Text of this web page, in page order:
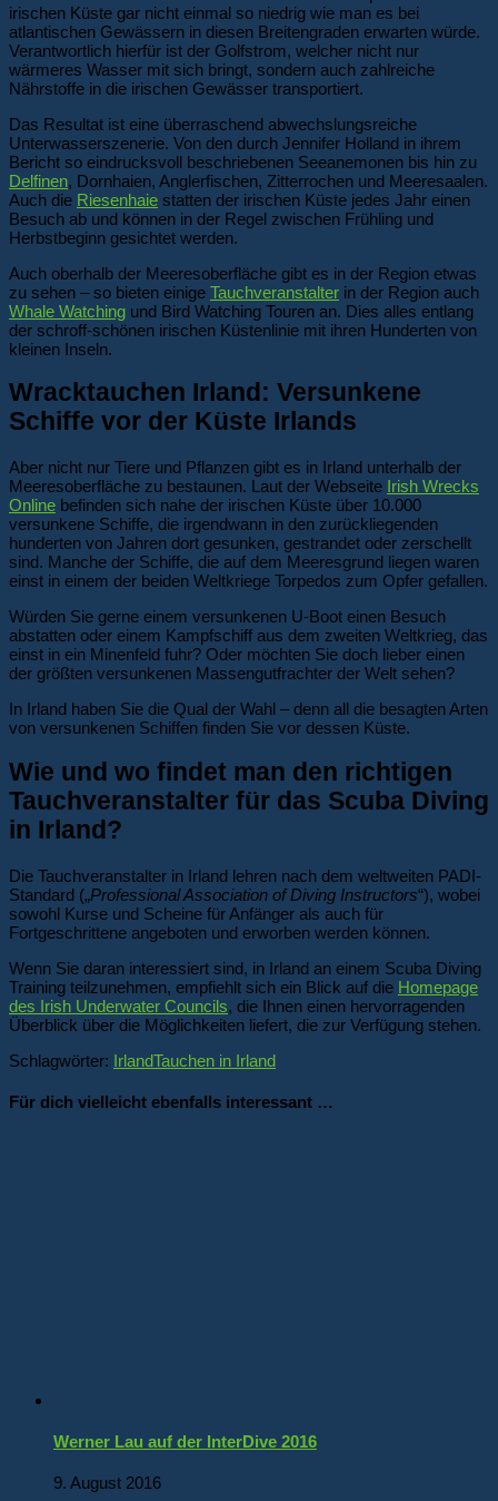
irischen Küste gar nicht einmal so niedrig wie man es bei
atlantischen Gewässern in diesen Breitengraden erwarten würde.
Verantwortlich hierfür ist der Golfstrom, welcher nicht nur
wärmeres Wasser mit sich bringt, sondern auch zahlreiche
Nährstoffe in die irischen Gewässer transportiert.
Das Resultat ist eine überraschend abwechslungsreiche
Unterwasserszenerie. Von den durch Jennifer Holland in ihrem
Bericht so eindrucksvoll beschriebenen Seeanemonen bis hin zu
Delfinen, Dornhaien, Anglerfischen, Zitterrochen und Meeresaalen.
Auch die Riesenhaie statten der irischen Küste jedes Jahr einen
Besuch ab und können in der Regel zwischen Frühling und
Herbstbeginn gesichtet werden.
Auch oberhalb der Meeresoberfläche gibt es in der Region etwas
zu sehen – so bieten einige Tauchveranstalter in der Region auch
Whale Watching und Bird Watching Touren an. Dies alles entlang
der schroff-schönen irischen Küstenlinie mit ihren Hunderten von
kleinen Inseln.
Wracktauchen Irland: Versunkene
Schiffe vor der Küste Irlands
Aber nicht nur Tiere und Pflanzen gibt es in Irland unterhalb der
Meeresoberfläche zu bestaunen. Laut der Webseite Irish Wrecks
Online befinden sich nahe der irischen Küste über 10.000
versunkene Schiffe, die irgendwann in den zurückliegenden
hunderten von Jahren dort gesunken, gestrandet oder zerschellt
sind. Manche der Schiffe, die auf dem Meeresgrund liegen waren
einst in einem der beiden Weltkriege Torpedos zum Opfer gefallen.
Würden Sie gerne einem versunkenen U-Boot einen Besuch
abstatten oder einem Kampfschiff aus dem zweiten Weltkrieg, das
einst in ein Minenfeld fuhr? Oder möchten Sie doch lieber einen
der größten versunkenen Massengutfrachter der Welt sehen?
In Irland haben Sie die Qual der Wahl – denn all die besagten Arten
von versunkenen Schiffen finden Sie vor dessen Küste.
Wie und wo findet man den richtigen
Tauchveranstalter für das Scuba Diving
in Irland?
Die Tauchveranstalter in Irland lehren nach dem weltweiten PADI-
Standard („Professional Association of Diving Instructors“), wobei
sowohl Kurse und Scheine für Anfänger als auch für
Fortgeschrittene angeboten und erworben werden können.
Wenn Sie daran interessiert sind, in Irland an einem Scuba Diving
Training teilzunehmen, empfiehlt sich ein Blick auf die Homepage
des Irish Underwater Councils, die Ihnen einen hervorragenden
Überblick über die Möglichkeiten liefert, die zur Verfügung stehen.
Schlagwörter: IrlandTauchen in Irland
Für dich vielleicht ebenfalls interessant …
Werner Lau auf der InterDive 2016
9. August 2016